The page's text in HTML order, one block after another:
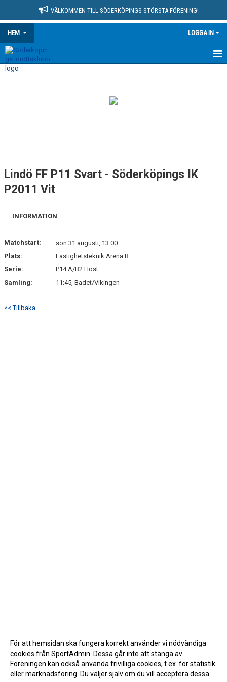
VÄLKOMMEN TILL SÖDERKÖPINGS STÖRSTA FÖRENING!
HEM LOGGA IN
HEM
KALENDER
STÖTTA SIK
Lindö FF P11 Svart - Söderköpings IK
P2011 Vit
INFORMATION
Matchstart:
sön 31 augusti, 13:00
Plats:
Fastighetsteknik Arena B
Serie:
P14 A/B2 Höst
Samling:
11:45, Badet/Vikingen
<< Tillbaka
För att hemsidan ska fungera korrekt använder vi nödvändiga
cookies från SportAdmin. Dessa går inte att stänga av.
Föreningen kan också använda frivilliga cookies, t.ex. för statistik
eller marknadsföring. Du väljer själv om du vill acceptera dessa.